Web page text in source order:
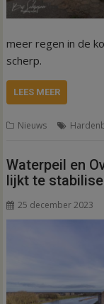
meer regen in de
scherp.
LEES MEER
Nieuws
Waterpeil en
lijkt te
25 december 2023